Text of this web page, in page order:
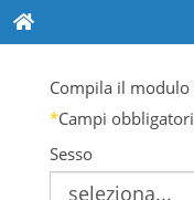
Compila il
*Campi obbligatori
Sesso